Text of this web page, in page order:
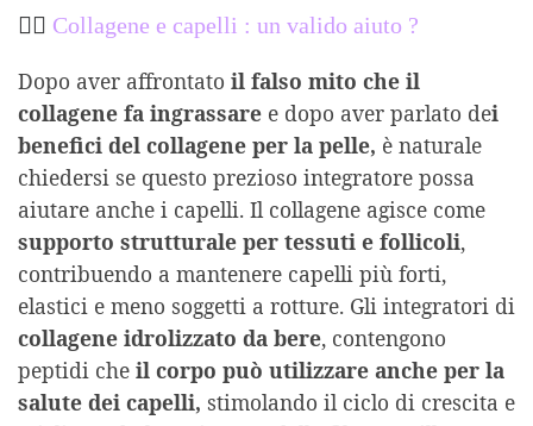
💇‍♀️ Collagene e capelli : un valido aiuto ?
Dopo aver affrontato il falso mito che il
collagene fa ingrassare e dopo aver parlato dei
benefici del collagene per la pelle, è naturale
chiedersi se questo prezioso integratore possa
aiutare anche i capelli. Il collagene agisce come
supporto strutturale per tessuti e follicoli,
contribuendo a mantenere capelli più forti,
elastici e meno soggetti a rotture. Gli integratori di
collagene idrolizzato da bere, contengono
peptidi che il corpo può utilizzare anche per la
salute dei capelli, stimolando il ciclo di crescita e